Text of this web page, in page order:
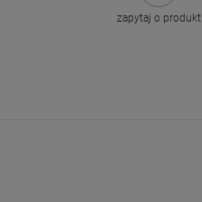
zapytaj o produkt